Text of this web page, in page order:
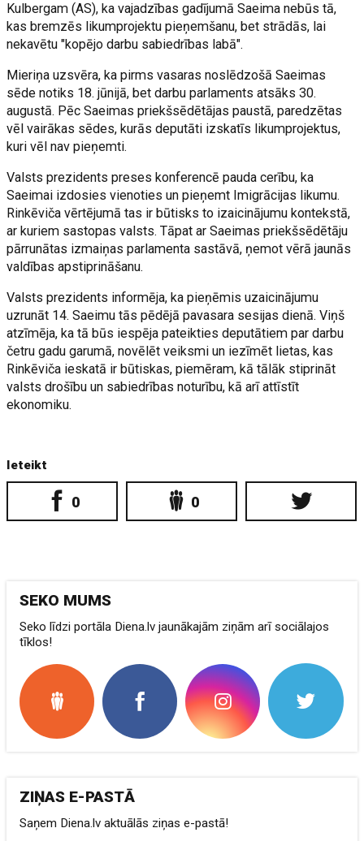
Kulbergam (AS), ka vajadzības gadījumā Saeima nebūs tā,
kas bremzēs likumprojektu pieņemšanu, bet strādās, lai
nekavētu "kopējo darbu sabiedrības labā".
Mieriņa uzsvēra, ka pirms vasaras noslēdzošā Saeimas
sēde notiks 18. jūnijā, bet darbu parlaments atsāks 30.
augustā. Pēc Saeimas priekšsēdētājas paustā, paredzētas
vēl vairākas sēdes, kurās deputāti izskatīs likumprojektus,
kuri vēl nav pieņemti.
Valsts prezidents preses konferencē pauda cerību, ka
Saeimai izdosies vienoties un pieņemt Imigrācijas likumu.
Rinkēviča vērtējumā tas ir būtisks to izaicinājumu kontekstā,
ar kuriem sastopas valsts. Tāpat ar Saeimas priekšsēdētāju
pārrunātas izmaiņas parlamenta sastāvā, ņemot vērā jaunās
valdības apstiprināšanu.
Valsts prezidents informēja, ka pieņēmis uzaicinājumu
uzrunāt 14. Saeimu tās pēdējā pavasara sesijas dienā. Viņš
atzīmēja, ka tā būs iespēja pateikties deputātiem par darbu
četru gadu garumā, novēlēt veiksmi un iezīmēt lietas, kas
Rinkēviča ieskatā ir būtiskas, piemēram, kā tālāk stiprināt
valsts drošību un sabiedrības noturību, kā arī attīstīt
ekonomiku.
Ieteikt
0 0
SEKO MUMS
Seko līdzi portāla Diena.lv jaunākajām ziņām arī sociālajos
tīklos!
ZIŅAS E-PASTĀ
Saņem Diena.lv aktuālās ziņas e-pastā!